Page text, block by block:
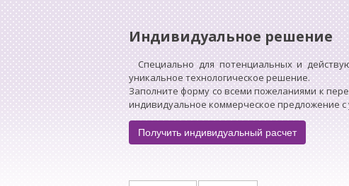
Индивидуальное решение
Специально для потенциальных и
уникальное технологическое решение.
Заполните форму со всеми пожеланиями к
индивидуальное коммерческое предложение
Получить индивидуальный расчет